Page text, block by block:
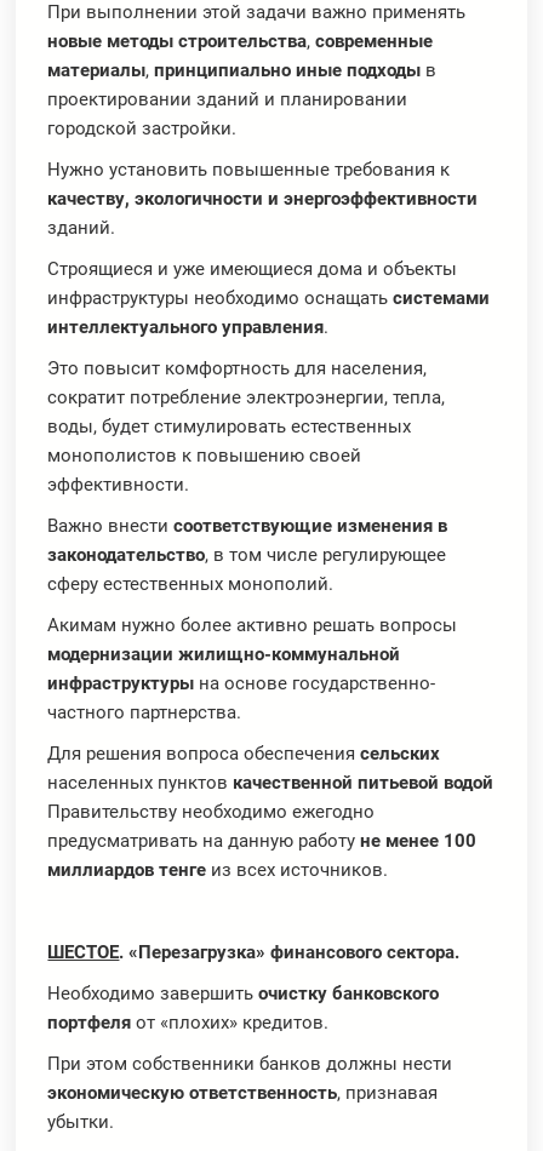
При выполнении этой задачи важно применять
новые методы строительства,современные
материалы,принципиально иные подходы в
проектировании зданий и планировании
городской застройки.
Нужно установить повышенные требования к
качеству, экологичности и энергоэффективности
зданий.
Строящиеся и уже имеющиеся дома и объекты
инфраструктуры необходимо оснащатьсистемами
интеллектуального управления.
Это повысит комфортность для населения,
сократит потребление электроэнергии, тепла,
воды, будет стимулировать естественных
монополистов к повышению своей
эффективности.
Важно внестисоответствующие изменения в
законодательство, в том числе регулирующее
сферу естественных монополий.
Акимам нужно более активно решать вопросы
модернизации жилищно-коммунальной
инфраструктуры на основе государственно-
частного партнерства.
Для решения вопроса обеспечениясельских
населенных пунктов качественной питьевой водой
Правительству необходимо ежегодно
предусматривать на данную работуне менее 100
миллиардов тенге из всех источников.
ШЕСТОЕ. «Перезагрузка» финансового сектора.
Необходимо завершитьочистку банковского
портфеля от «плохих» кредитов.
При этом собственники банков должны нести
экономическую ответственность, признавая
убытки.